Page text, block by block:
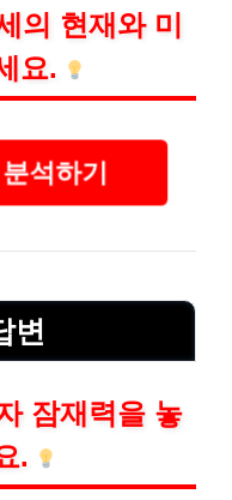
의 현재와 미
요.
석하기
변
잠재력을 놓
.